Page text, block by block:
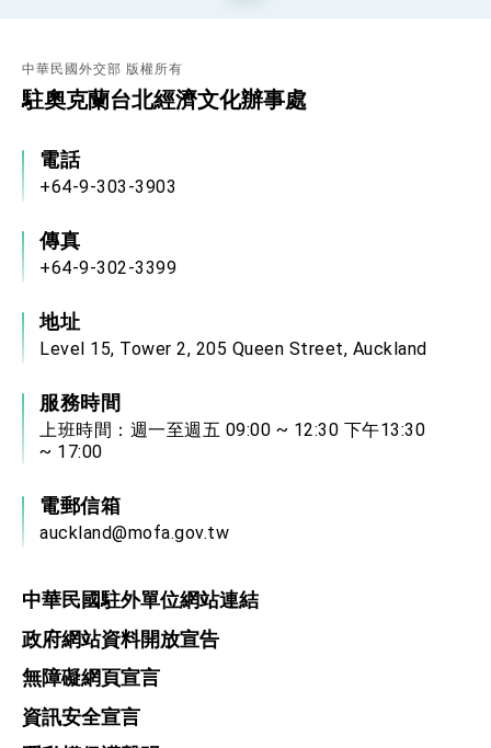
總統重要談話
外交部重要言論
中華民國外交部 版權所有
駐奧克蘭台北經濟文化辦事處
電話
+64-9-303-3903
傳真
+64-9-302-3399
地址
Level 15, Tower 2, 205 Queen Street, Auckland
服務時間
上班時間：週一至週五 09:00 ~ 12:30 下午13:30
~ 17:00
電郵信箱
auckland@mofa.gov.tw
中華民國駐外單位網站連結
政府網站資料開放宣告
無障礙網頁宣言
資訊安全宣言